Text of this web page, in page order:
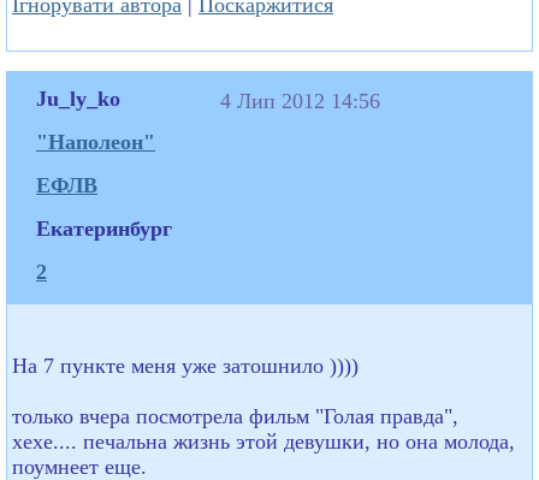
Ju_ly_ko
"Наполеон"
ЕФЛВ
Екатеринбург
2
4 Лип 2012 14:56
На 7 пункте меня уже затошнило ))))
только вчера посмотрела фильм "Голая правда",
хехе.... печальна жизнь этой девушки, но она молода,
поумнеет еще.